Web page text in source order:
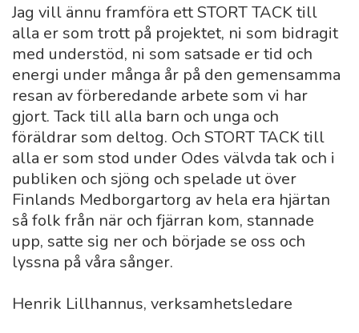
Jag vill ännu framföra ett STORT TACK till
alla er som trott på projektet, ni som bidragit
med understöd, ni som satsade er tid och
energi under många år på den gemensamma
resan av förberedande arbete som vi har
gjort. Tack till alla barn och unga och
föräldrar som deltog. Och STORT TACK till
alla er som stod under Odes välvda tak och i
publiken och sjöng och spelade ut över
Finlands Medborgartorg av hela era hjärtan
så folk från när och fjärran kom, stannade
upp, satte sig ner och började se oss och
lyssna på våra sånger.
Henrik Lillhannus, verksamhetsledare